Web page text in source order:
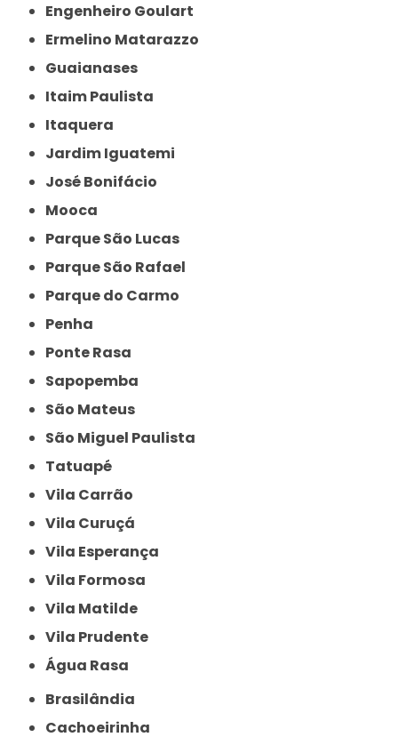
Engenheiro Goulart
Ermelino Matarazzo
Guaianases
Itaim Paulista
Itaquera
Jardim Iguatemi
José Bonifácio
Mooca
Parque São Lucas
Parque São Rafael
Parque do Carmo
Penha
Ponte Rasa
Sapopemba
São Mateus
São Miguel Paulista
Tatuapé
Vila Carrão
Vila Curuçá
Vila Esperança
Vila Formosa
Vila Matilde
Vila Prudente
Água Rasa
Brasilândia
Cachoeirinha